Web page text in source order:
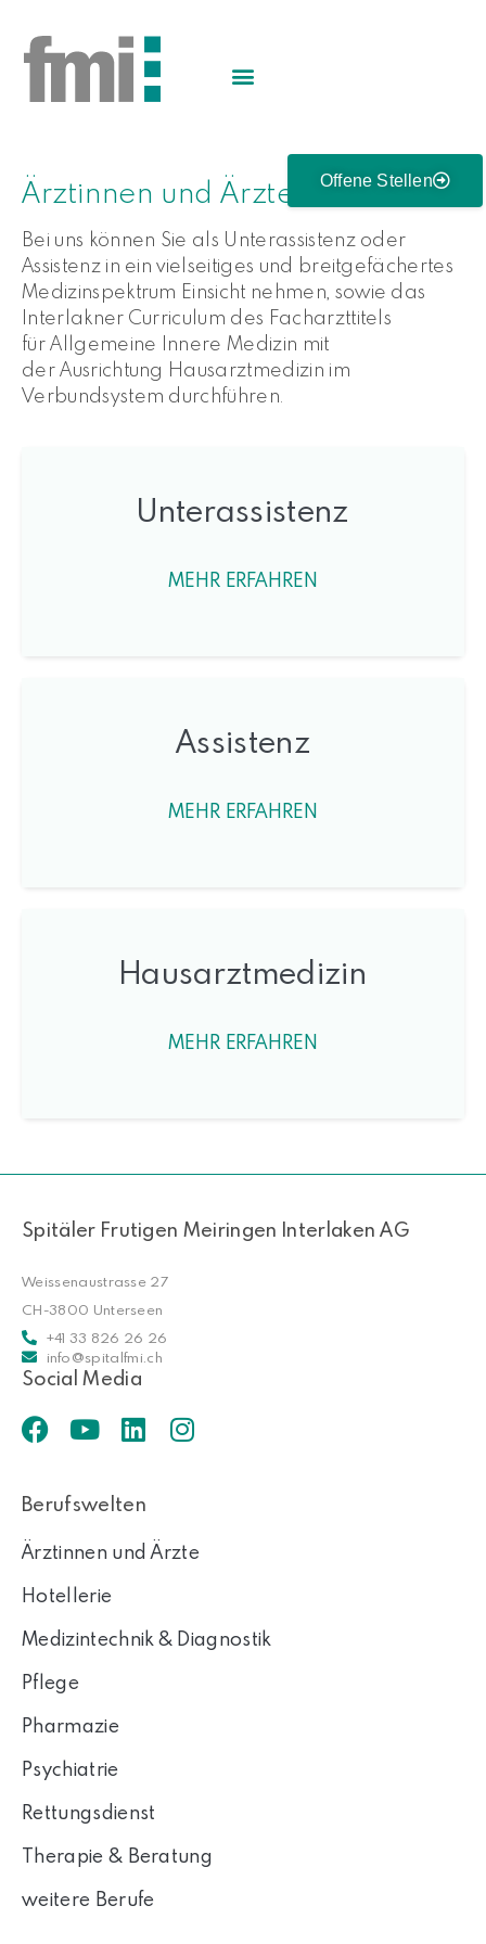
Ärztinnen und Ärzte
Bei uns können Sie als Unterassistenz oder
Assistenz in ein vielseitiges und breitgefächertes
Medizinspektrum Einsicht nehmen, sowie das
Interlakner Curriculum des Facharzttitels
für Allgemeine Innere Medizin mit
der Ausrichtung Hausarztmedizin im
Verbundsystem durchführen.
Unterassistenz
MEHR ERFAHREN
Assistenz
MEHR ERFAHREN
Hausarztmedizin
MEHR ERFAHREN
Spitäler Frutigen Meiringen Interlaken AG
Weissenaustrasse 27
CH-3800 Unterseen
+41 33 826 26 26
info@spitalfmi.ch
Social Media
Berufswelten
Ärztinnen und Ärzte
Hotellerie
Medizintechnik & Diagnostik
Pflege
Pharmazie
Psychiatrie
Rettungsdienst
Therapie & Beratung
weitere Berufe
Offene Stellen